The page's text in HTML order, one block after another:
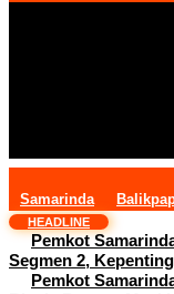
Samarinda
HEADLINE
Pemkot
Segmen 2,
Pemkot